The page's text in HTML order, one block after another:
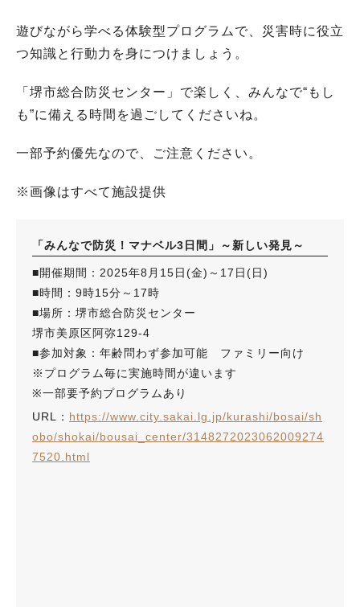
遊びながら学べる体験型プログラムで、災害時に役立
つ知識と行動力を身につけましょう。
「堺市総合防災センター」で楽しく、みんなで“もし
も”に備える時間を過ごしてくださいね。
一部予約優先なので、ご注意ください。
※画像はすべて施設提供
「みんなで防災！マナベル3日間」～新しい発見～
■開催期間：2025年8月15日(金)～17日(日)
■時間：9時15分～17時
■場所：堺市総合防災センター
堺市美原区阿弥129-4
■参加対象：年齢問わず参加可能 ファミリー向け
※プログラム毎に実施時間が違います
※一部要予約プログラムあり
URL： https://www.city.sakai.lg.jp/kurashi/bosai/sh
obo/shokai/bousai_center/3148272023062009274
7520.html